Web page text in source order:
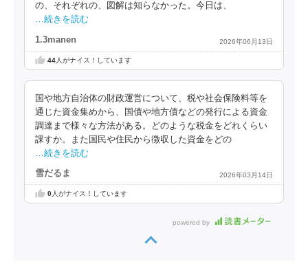
の、それぞれの、図解は知らなかった。今日は、
…続きを読む
1.3manen 2026年06月13日
44人がナイス！しています
国や地方自治体の財政運営について、税や社会保険料等を
通じた資金集めから、国債や地方債などの発行による資金
調達まで様々な方法がある。どのような税金をどれくらい
課すか。また国民や住民から徴収した資金をどの
…続きを読む
雪だるま 2026年03月14日
0人がナイス！しています
powered by